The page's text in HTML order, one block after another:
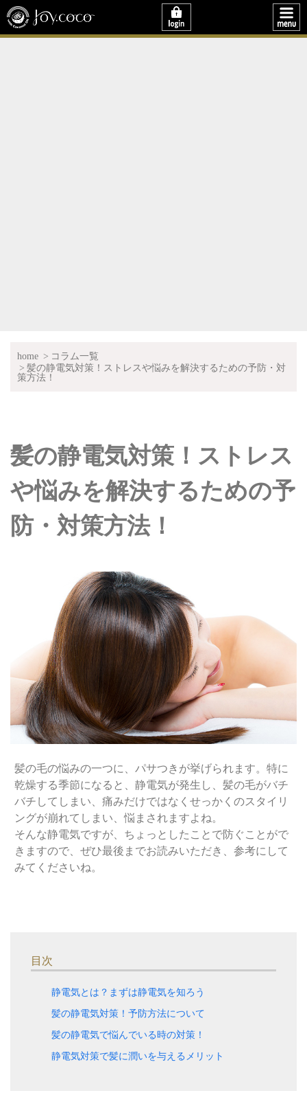
home
コラム一覧
髪の静電気対策！ストレスや悩みを解決するための予防・対
策方法！
髪の静電気対策！ストレス
や悩みを解決するための予
防・対策方法！
髪の毛の悩みの一つに、パサつきが挙げられます。特に
乾燥する季節になると、静電気が発生し、髪の毛がバチ
バチしてしまい、痛みだけではなくせっかくのスタイリ
ングが崩れてしまい、悩まされますよね。
そんな静電気ですが、ちょっとしたことで防ぐことがで
きますので、ぜひ最後までお読みいただき、参考にして
みてくださいね。
目次
静電気とは？まずは静電気を知ろう
髪の静電気対策！予防方法について
髪の静電気で悩んでいる時の対策！
静電気対策で髪に潤いを与えるメリット